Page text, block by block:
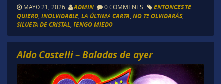
MAYO 21, 2026 ADMIN 0 COMMENTS
ENTONCES TE
QUIERO, INOLVIDABLE, LA ÚLTIMA CARTA NO TE OLVIDARÁS,
SILUETA DE CRISTAL, TENGO MIEDO
Aldo Castelli – Baladas de ayer